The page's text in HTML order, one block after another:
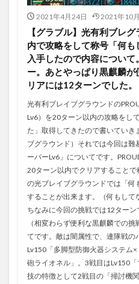
2021年4月24日 2021年10
【グラブル】光有利ブレ
内で攻略をして称号「何
入手したので内容につい
ー。あとやっぱり黒麒麟
リアには12ターンでした
光有利ブレイブグラウンドの
Lv6）を20ターン以内の攻略をし
た」取得してきたので書いていき
ブグラウンド）それでは今回は難
ーパーLv6」についてです。
20ターン以内でクリアすること
の光ブレイブグラウンドでは「
することが出来ます。（何もして
ちなみに今回の挑戦では12ターン
（相変わらず便利な黒麒麟での
てです。敵は闇属性で、連隊戦
Lv150「多脚型防御火器システム
砲ライオネル」。3戦目はLv150
技の特徴として2戦目の「掃討機